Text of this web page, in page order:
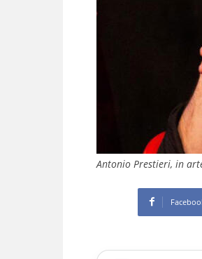
Antonio Prestieri, in